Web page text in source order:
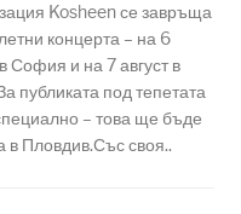
Kosheen се завръща
концерта – на 6
София и на 7 август в
публиката под тепетата
– това ще бъде
в Пловдив.Със своя..